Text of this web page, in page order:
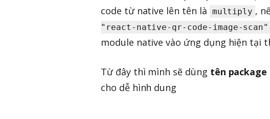
code từ native lên tên là multiply ,
"react-native-qr-code-image-scan"
module native vào ứng dụng hiện tại
Từ đây thì mình sẽ dùng tên package
cho dễ hình dung